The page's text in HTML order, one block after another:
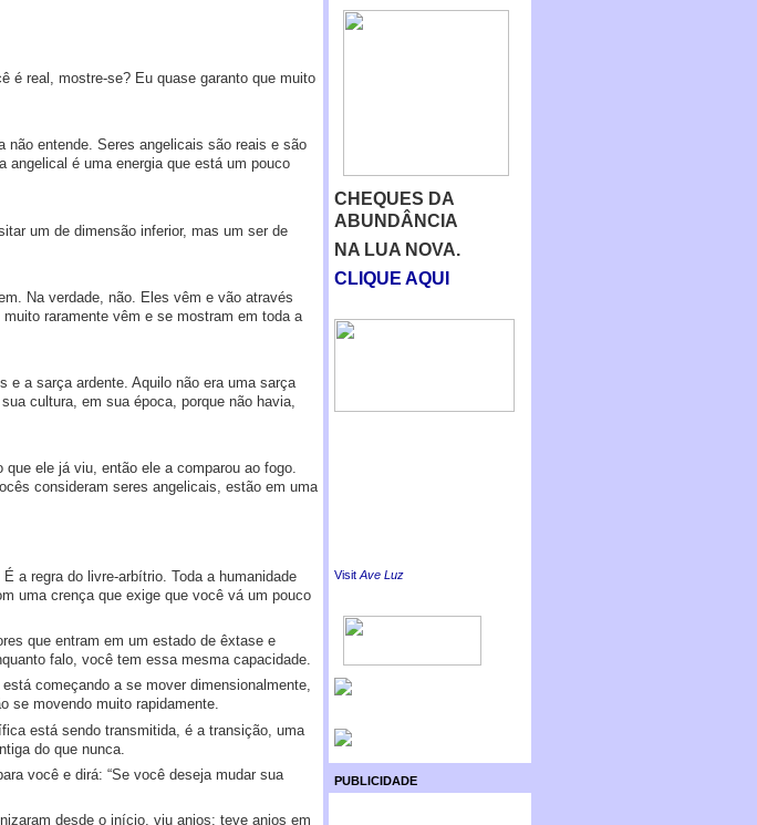
é real, mostre-se? Eu quase garanto que muito
não entende. Seres angelicais são reais e são
angelical é uma energia que está um pouco
um de dimensão inferior, mas um ser de
Na verdade, não. Eles vêm e vão através
raramente vêm e se mostram em toda a
e a sarça ardente. Aquilo não era uma sarça
cultura, em sua época, porque não havia,
ele já viu, então ele a comparou ao fogo.
consideram seres angelicais, estão em uma
a regra do livre-arbítrio. Toda a humanidade
uma crença que exige que você vá um pouco
que entram em um estado de êxtase e
falo, você tem essa mesma capacidade.
começando a se mover dimensionalmente,
se movendo muito rapidamente.
está sendo transmitida, é a transição, uma
do que nunca.
você e dirá: “Se você deseja mudar sua
desde o início, viu anjos; teve anjos em
CHEQUES DA
ABUNDÂNCIA
NA LUA NOVA.
CLIQUE AQUI
Visit Ave Luz
PUBLICIDADE